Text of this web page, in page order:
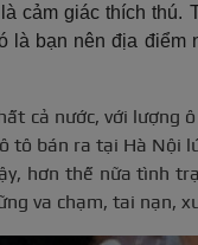
cảm giác thích thú.
là bạn nên địa
cả nước, với lượng
tô bán ra tại Hà Nội
hơn thế nữa tình
va chạm, tai nạn,